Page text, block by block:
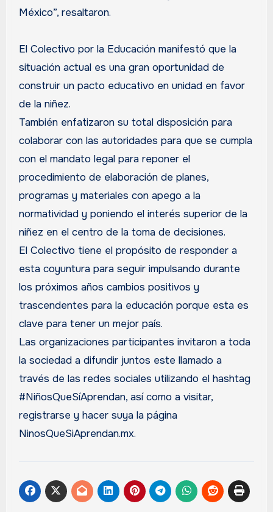
México”, resaltaron.
El Colectivo por la Educación manifestó que la
situación actual es una gran oportunidad de
construir un pacto educativo en unidad en favor
de la niñez.
También enfatizaron su total disposición para
colaborar con las autoridades para que se cumpla
con el mandato legal para reponer el
procedimiento de elaboración de planes,
programas y materiales con apego a la
normatividad y poniendo el interés superior de la
niñez en el centro de la toma de decisiones.
El Colectivo tiene el propósito de responder a
esta coyuntura para seguir impulsando durante
los próximos años cambios positivos y
trascendentes para la educación porque esta es
clave para tener un mejor país.
Las organizaciones participantes invitaron a toda
la sociedad a difundir juntos este llamado a
través de las redes sociales utilizando el hashtag
#NiñosQueSíAprendan, así como a visitar,
registrarse y hacer suya la página
NinosQueSiAprendan.mx.